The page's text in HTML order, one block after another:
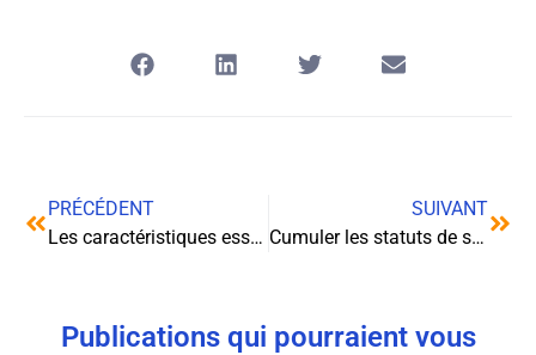
PRÉCÉDENT
Les caractéristiques essentielles de l’activité commerciale
SUIVANT
Cumuler les statuts de salarié et de micro-entrepreneur : mode d’emploi
Publications qui pourraient vous